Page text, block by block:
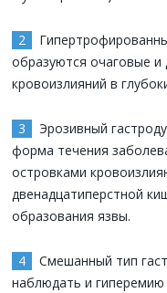
образуются очаговые
кровоизлияний в
Эрозивный
форма течения
островками
двенадцатиперстной
образования язвы.
Смешанный тип
наблюдать и